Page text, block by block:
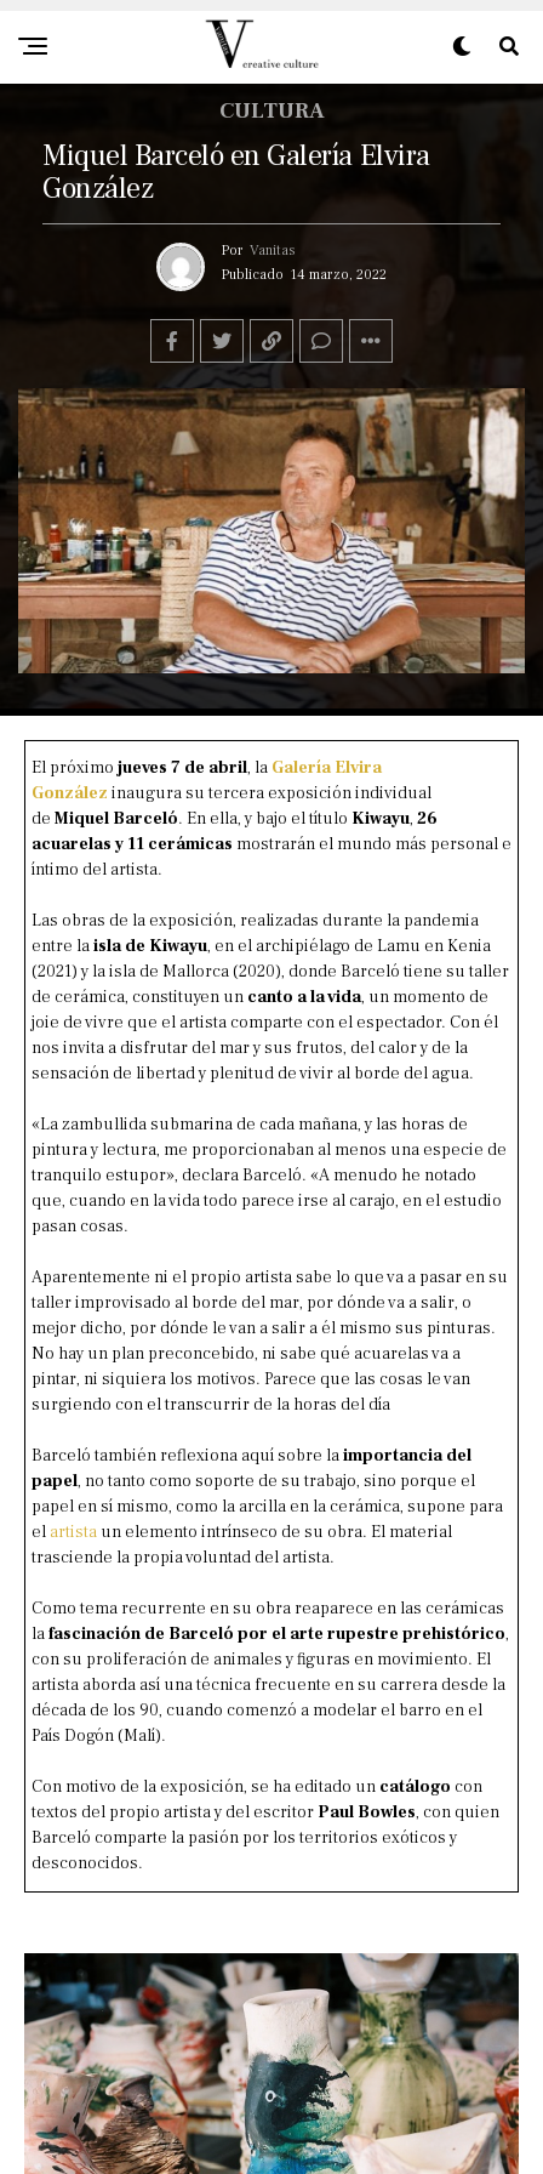
CULTURA
Miquel Barceló en Galería Elvira
González
Por Vanitas
Publicado 14 marzo, 2022
El próximo jueves 7 de abril, la Galería Elvira
González inaugura su tercera exposición individual
de Miquel Barceló. En ella, y bajo el título Kiwayu, 26
acuarelas y 11 cerámicas mostrarán el mundo más personal e
íntimo del artista.
Las obras de la exposición, realizadas durante la pandemia
entre laisla de Kiwayu, en el archipiélago de Lamu en Kenia
(2021) y la isla de Mallorca (2020), donde Barceló tiene su taller
de cerámica, constituyen un canto a la vida, un momento de
joie de vivre que el artista comparte con el espectador. Con él
nos invita a disfrutar del mar y sus frutos, del calor y de la
sensación de libertad y plenitud de vivir al borde del agua.
«La zambullida submarina de cada mañana, y las horas de
pintura y lectura, me proporcionaban al menos una especie de
tranquilo estupor», declara Barceló. «A menudo he notado
que, cuando en la vida todo parece irse al carajo, en el estudio
pasan cosas.
Aparentemente ni el propio artista sabe lo que va a pasar en su
taller improvisado al borde del mar, por dónde va a salir, o
mejor dicho, por dónde le van a salir a él mismo sus pinturas.
No hay un plan preconcebido, ni sabe qué acuarelas va a
pintar, ni siquiera los motivos. Parece que las cosas le van
surgiendo con el transcurrir de la horas del día
Barceló también reflexiona aquí sobre laimportancia del
papel, no tanto como soporte de su trabajo, sino porque el
papel en sí mismo, como la arcilla en la cerámica, supone para
el artista un elemento intrínseco de su obra. El material
trasciende la propia voluntad del artista.
Como tema recurrente en su obra reaparece en las cerámicas
lafascinación de Barceló por el arte rupestre prehistórico,
con su proliferación de animales y figuras en movimiento. El
artista aborda así una técnica frecuente en su carrera desde la
década de los 90, cuando comenzó a modelar el barro en el
País Dogón (Malí).
Con motivo de la exposición, se ha editado un catálogo con
textos del propio artista y del escritor Paul Bowles, con quien
Barceló comparte la pasión por los territorios exóticos y
desconocidos.